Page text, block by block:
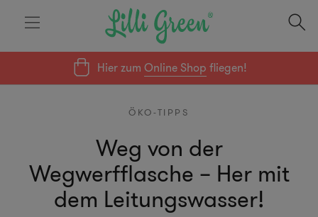
Hier zumOnline Shop fliegen!
ÖKO-TIPPS
Weg von der
Wegwerfflasche – Her mit
dem Leitungswasser!